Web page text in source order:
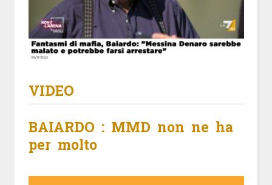
VIDEO
BAIARDO : MMD non ne ha
per molto